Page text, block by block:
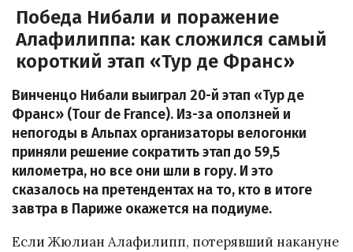
Победа Нибали и поражение
Алафилиппа: как сложился самый
короткий этап «Тур де Франс»
Винченцо Нибали выиграл 20-й этап «Тур де
Франс» (Tour de France). Из-за оползней и
непогоды в Альпах организаторы велогонки
приняли решение сократить этап до 59,5
километра, но все они шли в гору. И это
сказалось на претендентах на то, кто в итоге
завтра в Париже окажется на подиуме.
Если Жюлиан Алафилипп, потерявший накануне